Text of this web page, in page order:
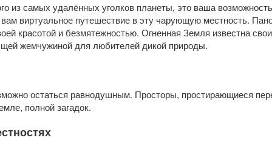
из самых удалённых уголков планеты, это ваша
виртуальное путешествие в эту чарующую местность.
красотой и безмятежностью. Огненная Земля известна
жемчужиной для любителей дикой природы.
остаться равнодушным. Просторы, простирающиеся
полной загадок.